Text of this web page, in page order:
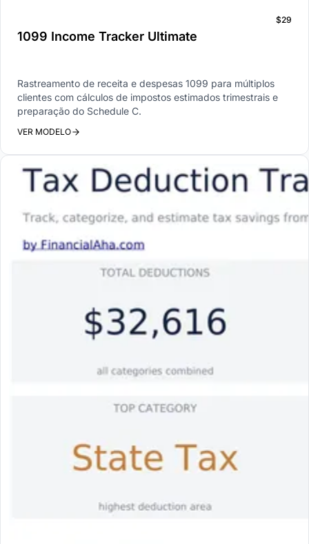
1099 Income Tracker Ultimate
$29
Rastreamento de receita e despesas 1099 para múltiplos
clientes com cálculos de impostos estimados trimestrais e
preparação do Schedule C.
VER MODELO